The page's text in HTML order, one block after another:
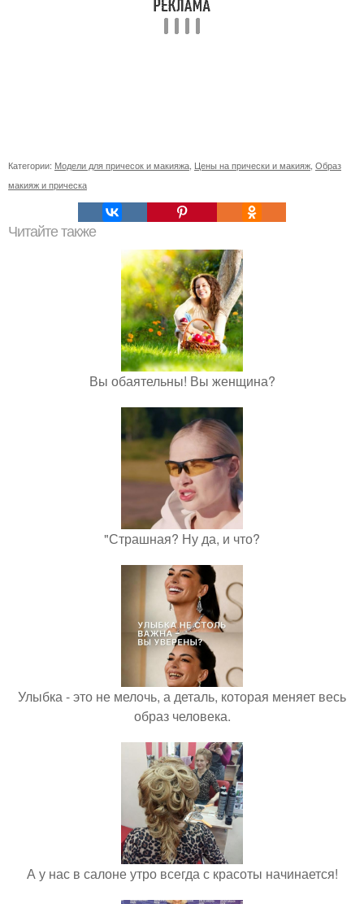
Категории: Модели для причесок и макияжа Цены на прически и макияж Образ
макияж и прическа
Читайте также
Вы обаятельны! Вы женщина?
"Страшная? Ну да, и что?
Улыбка - это не мелочь, а деталь, которая меняет весь
образ человека.
А у нас в салоне утро всегда с красоты начинается!